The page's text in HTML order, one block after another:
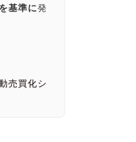
基準に発
売買化シ